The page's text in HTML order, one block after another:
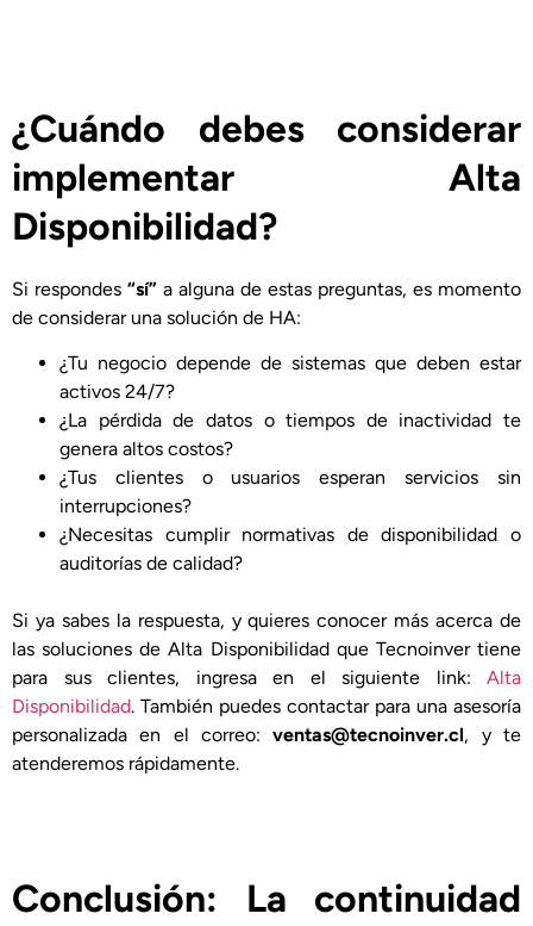
¿Cuándo debes considerar
implementar Alta
Disponibilidad?
Si respondes “sí” a alguna de estas preguntas, es momento
de considerar una solución de HA:
¿Tu negocio depende de sistemas que deben estar
activos 24/7?
¿La pérdida de datos o tiempos de inactividad te
genera altos costos?
¿Tus clientes o usuarios esperan servicios sin
interrupciones?
¿Necesitas cumplir normativas de disponibilidad o
auditorías de calidad?
Si ya sabes la respuesta, y quieres conocer más acerca de
las soluciones de Alta Disponibilidad que Tecnoinver tiene
para sus clientes, ingresa en el siguiente link: Alta
Disponibilidad. También puedes contactar para una asesoría
personalizada en el correo:ventas@tecnoinver.cl, y te
atenderemos rápidamente.
Conclusión: La continuidad